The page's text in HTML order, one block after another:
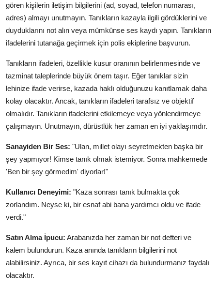
gören kişilerin iletişim bilgilerini (ad, soyad, telefon numarası,
adres) almayı unutmayın. Tanıkların kazayla ilgili gördüklerini ve
duyduklarını not alın veya mümkünse ses kaydı yapın. Tanıkların
ifadelerini tutanağa geçirmek için polis ekiplerine başvurun.
Tanıkların ifadeleri, özellikle kusur oranının belirlenmesinde ve
tazminat taleplerinde büyük önem taşır. Eğer tanıklar sizin
lehinize ifade verirse, kazada haklı olduğunuzu kanıtlamak daha
kolay olacaktır. Ancak, tanıkların ifadeleri tarafsız ve objektif
olmalıdır. Tanıkların ifadelerini etkilemeye veya yönlendirmeye
çalışmayın. Unutmayın, dürüstlük her zaman en iyi yaklaşımdır.
Sanayiden Bir Ses: "Ulan, millet olayı seyretmekten başka bir
şey yapmıyor! Kimse tanık olmak istemiyor. Sonra mahkemede
'Ben bir şey görmedim' diyorlar!"
Kullanıcı Deneyimi: "Kaza sonrası tanık bulmakta çok
zorlandım. Neyse ki, bir esnaf abi bana yardımcı oldu ve ifade
verdi."
Satın Alma İpucu: Arabanızda her zaman bir not defteri ve
kalem bulundurun. Kaza anında tanıkların bilgilerini not
alabilirsiniz. Ayrıca, bir ses kayıt cihazı da bulundurmanız faydalı
olacaktır.